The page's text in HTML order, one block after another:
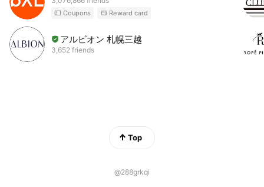
Coupons Reward card
アルビオン 札幌三越
3,652 friends
Top
@288grkqi